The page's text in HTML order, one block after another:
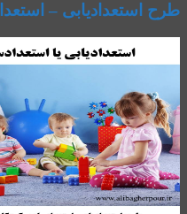
طرح استعدادیابی –